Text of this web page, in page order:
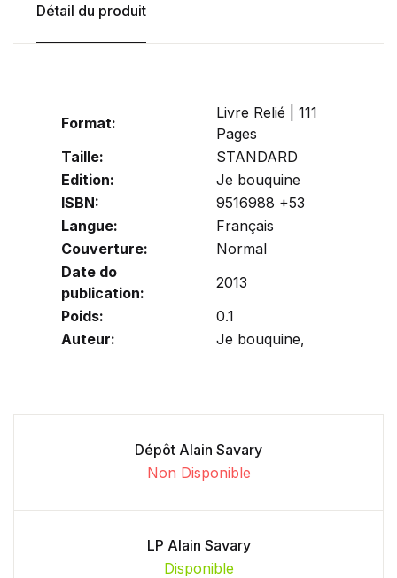
Détail du produit
Format:
Livre Relié | 111
Pages
Taille:
STANDARD
Edition:
Je bouquine
ISBN:
9516988 +53
Langue:
Français
Couverture:
Normal
Date do
publication:
2013
Poids:
0.1
Auteur:
Je bouquine,
Dépôt Alain Savary
Non Disponible
LP Alain Savary
Disponible